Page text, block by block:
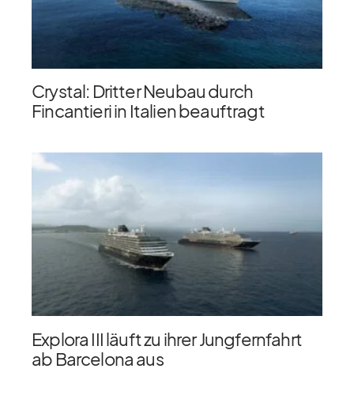
Crystal: Dritter Neubau durch
Fincantieri in Italien beauftragt
Explora III läuft zu ihrer Jungfernfahrt
ab Barcelona aus